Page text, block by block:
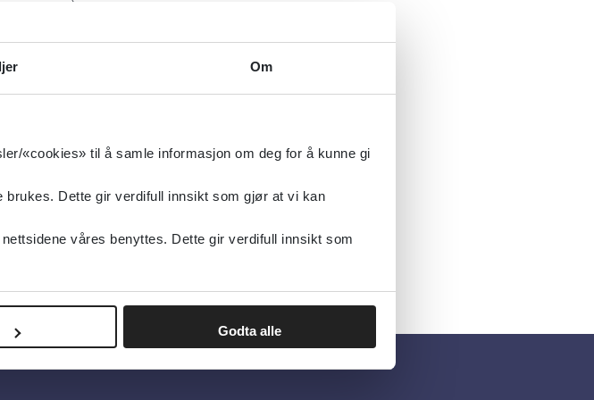
Om
«cookies» til å samle informasjon om deg for å kunne gi
Dette gir verdifull innsikt som gjør at vi kan
våres benyttes. Dette gir verdifull innsikt som
Godta alle